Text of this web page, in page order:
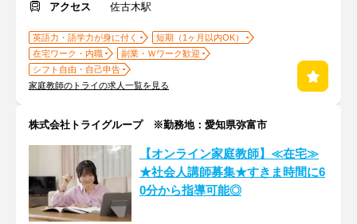
アクセス
佐古木駅
英語力・語学力が身に付く
短期（1ヶ月以内OK）
在宅ワーク・内職
副業・Ｗワーク歓迎
シフト自由・自己申告
家庭教師のトライの求人一覧を見る
株式会社トライグループ ※勤務地：愛知県弥富市
【オンライン家庭教師】≪在宅≫
★社会人講師募集★すきま時間に6
0分から指導可能◎